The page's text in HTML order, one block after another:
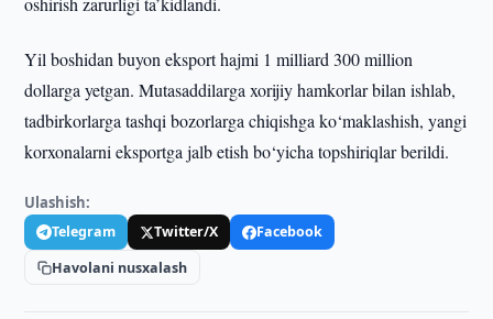
Yil boshidan buyon eksport hajmi 1 milliard 300 million
dollarga yetgan. Mutasaddilarga xorijiy hamkorlar bilan ishlab,
tadbirkorlarga tashqi bozorlarga chiqishga ko‘maklashish, yangi
korxonalarni eksportga jalb etish bo‘yicha topshiriqlar berildi.
Ulashish:
Telegram Twitter/X
Facebook
Havolani nusxalash